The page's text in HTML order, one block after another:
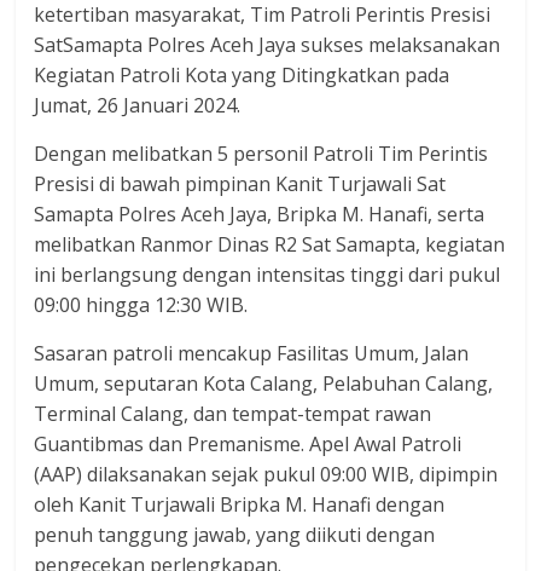
ketertiban masyarakat, Tim Patroli Perintis Presisi
SatSamapta Polres Aceh Jaya sukses melaksanakan
Kegiatan Patroli Kota yang Ditingkatkan pada
Jumat, 26 Januari 2024.
Dengan melibatkan 5 personil Patroli Tim Perintis
Presisi di bawah pimpinan Kanit Turjawali Sat
Samapta Polres Aceh Jaya, Bripka M. Hanafi, serta
melibatkan Ranmor Dinas R2 Sat Samapta, kegiatan
ini berlangsung dengan intensitas tinggi dari pukul
09:00 hingga 12:30 WIB.
Sasaran patroli mencakup Fasilitas Umum, Jalan
Umum, seputaran Kota Calang, Pelabuhan Calang,
Terminal Calang, dan tempat-tempat rawan
Guantibmas dan Premanisme. Apel Awal Patroli
(AAP) dilaksanakan sejak pukul 09:00 WIB, dipimpin
oleh Kanit Turjawali Bripka M. Hanafi dengan
penuh tanggung jawab, yang diikuti dengan
pengecekan perlengkapan.